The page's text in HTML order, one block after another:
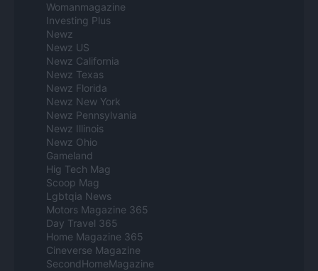
Womanmagazine
Investing Plus
Newz
Newz US
Newz California
Newz Texas
Newz Florida
Newz New York
Newz Pennsylvania
Newz Illinois
Newz Ohio
Gameland
Hig Tech Mag
Scoop Mag
Lgbtqia News
Motors Magazine 365
Day Travel 365
Home Magazine 365
Cineverse Magazine
SecondHomeMagazine